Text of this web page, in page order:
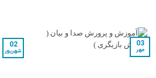
03
مهر
02
شهریور